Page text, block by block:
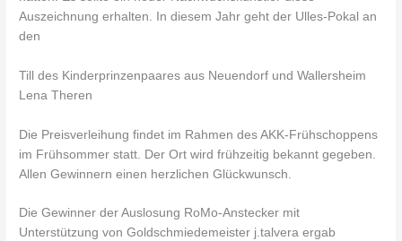
Auszeichnung erhalten. In diesem Jahr geht der Ulles-Pokal an
den
Till des Kinderprinzenpaares aus Neuendorf und Wallersheim
Lena Theren
Die Preisverleihung findet im Rahmen des AKK-Frühschoppens
im Frühsommer statt. Der Ort wird frühzeitig bekannt gegeben.
Allen Gewinnern einen herzlichen Glückwunsch.
Die Gewinner der Auslosung RoMo-Anstecker mit
Unterstützung von Goldschmiedemeister j.talvera ergab